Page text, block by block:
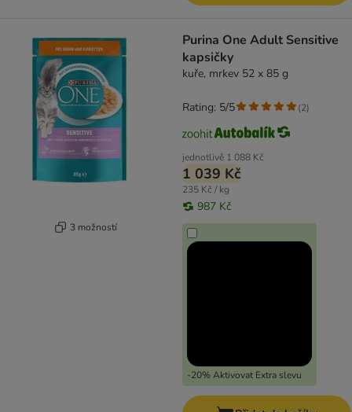
3 možností
Purina One Adult Sensitive
kapsičky
kuře, mrkev 52 x 85 g
jednotlivě 1 088 Kč
1 039 Kč
235 Kč / kg
987 Kč
-20% Aktivovat Extra slevu
Rating: 5/5 (2)